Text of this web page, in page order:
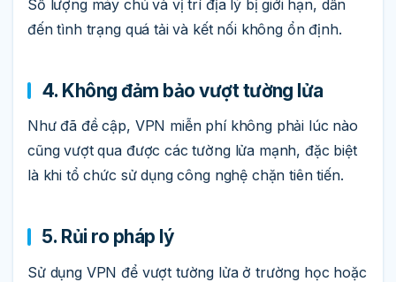
Số lượng máy chủ và vị trí địa lý bị giới hạn, dẫn
đến tình trạng quá tải và kết nối không ổn định.
4. Không đảm bảo vượt tường lửa
Như đã đề cập, VPN miễn phí không phải lúc nào
cũng vượt qua được các tường lửa mạnh, đặc biệt
là khi tổ chức sử dụng công nghệ chặn tiên tiến.
5. Rủi ro pháp lý
Sử dụng VPN để vượt tường lửa ở trường học hoặc